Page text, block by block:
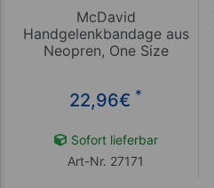
McDavid
Handgelenkbandage aus
Neopren, One Size
22,96€ *
Sofort lieferbar
Art-Nr. 27171